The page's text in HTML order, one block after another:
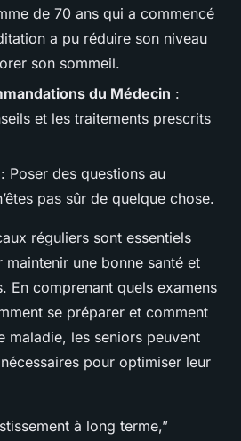
de 70 ans qui a commencé
a pu réduire son niveau
son sommeil.
du Médecin :
et les traitements prescrits
: Poser des questions au
pas sûr de quelque chose.
réguliers sont essentiels
une bonne santé et
En comprenant quels examens
se préparer et comment
maladie, les seniors peuvent
pour optimiser leur
à long terme,”